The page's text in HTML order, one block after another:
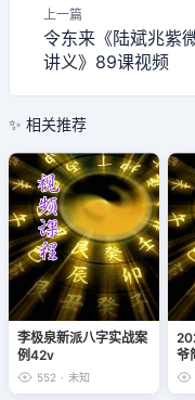
上一篇
令东来《陆斌兆紫
讲义》89课视频
✨ 相关推荐
李极泉新派八字实战案
例42v
552 · 未知
爷
频
结